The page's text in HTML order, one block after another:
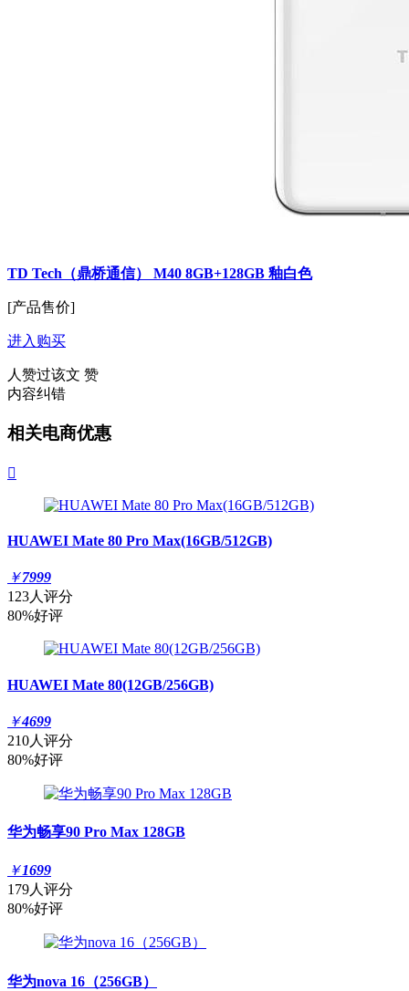
TD Tech（鼎桥通信） M40 8GB+128GB 釉白色
[产品售价]
进入购买
人赞过该文 赞
内容纠错
相关电商优惠

HUAWEI Mate 80 Pro Max(16GB/512GB)
￥7999
123人评分
80%好评
HUAWEI Mate 80(12GB/256GB)
￥4699
210人评分
80%好评
华为畅享90 Pro Max 128GB
￥1699
179人评分
80%好评
华为nova 16（256GB）